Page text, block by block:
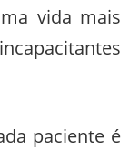
vida mais
paciente é